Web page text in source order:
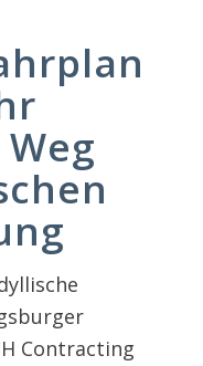
Contracting